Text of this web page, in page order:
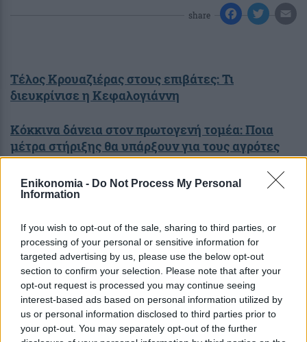
Enikonomia - Do Not Process My Personal
Information
If you wish to opt-out of the sale, sharing to third parties, or
processing of your personal or sensitive information for
targeted advertising by us, please use the below opt-out
section to confirm your selection. Please note that after your
opt-out request is processed you may continue seeing
interest-based ads based on personal information utilized by
us or personal information disclosed to third parties prior to
your opt-out. You may separately opt-out of the further
share
Tέλος Κρουαζιέρας στους επιβάτες: Τι
διευκρίνισε η Κεφαλογιάννη
Κόκκινα δάνεια στον πρωτογενή τομέα: Ποια
μέτρα στήριξης θα υπάρξουν για τους αγρότες
σύμφωνα με τον Τσιάρα
Έρχεται Golden Visa και στις επιχειρήσεις
Σχόλια Αναγνωστών
σχολίασε και εσύ